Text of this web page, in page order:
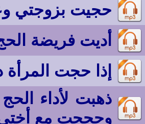
حجيت بزوجتي
أديت فريضة
إذا حجت
ذهبت لأداء
وحججت مع أختي